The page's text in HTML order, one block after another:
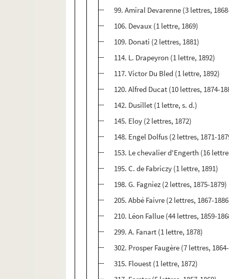
99. Amiral Devarenne (3 lettres,
106. Devaux (1 lettre, 1869)
109. Donati (2 lettres, 1881)
114. L. Drapeyron (1 lettre, 1892)
117. Victor Du Bled (1 lettre, 1892)
120. Alfred Ducat (10 lettres, 1874-
142. Dusillet (1 lettre, s. d.)
145. Eloy (2 lettres, 1872)
148. Engel Dolfus (2 lettres, 1871-
153. Le chevalier d'Engerth (16
195. C. de Fabriczy (1 lettre, 1891)
198. G. Fagniez (2 lettres, 1875-1879)
205. Abbé Faivre (2 lettres, 1867-
210. Léon Fallue (44 lettres, 1859-
299. A. Fanart (1 lettre, 1878)
302. Prosper Faugère (7 lettres,
315. Flouest (1 lettre, 1872)